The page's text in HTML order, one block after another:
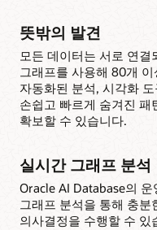
뜻밖의 발견
모든 데이터는 서로 연결
그래프를 사용해 80개
자동화된 분석, 시각화
손쉽고 빠르게 숨겨진
확보할 수 있습니다.
실시간 그래프 분석
Oracle AI Database의
그래프 분석을 통해 충
의사결정을 수행할 수 있